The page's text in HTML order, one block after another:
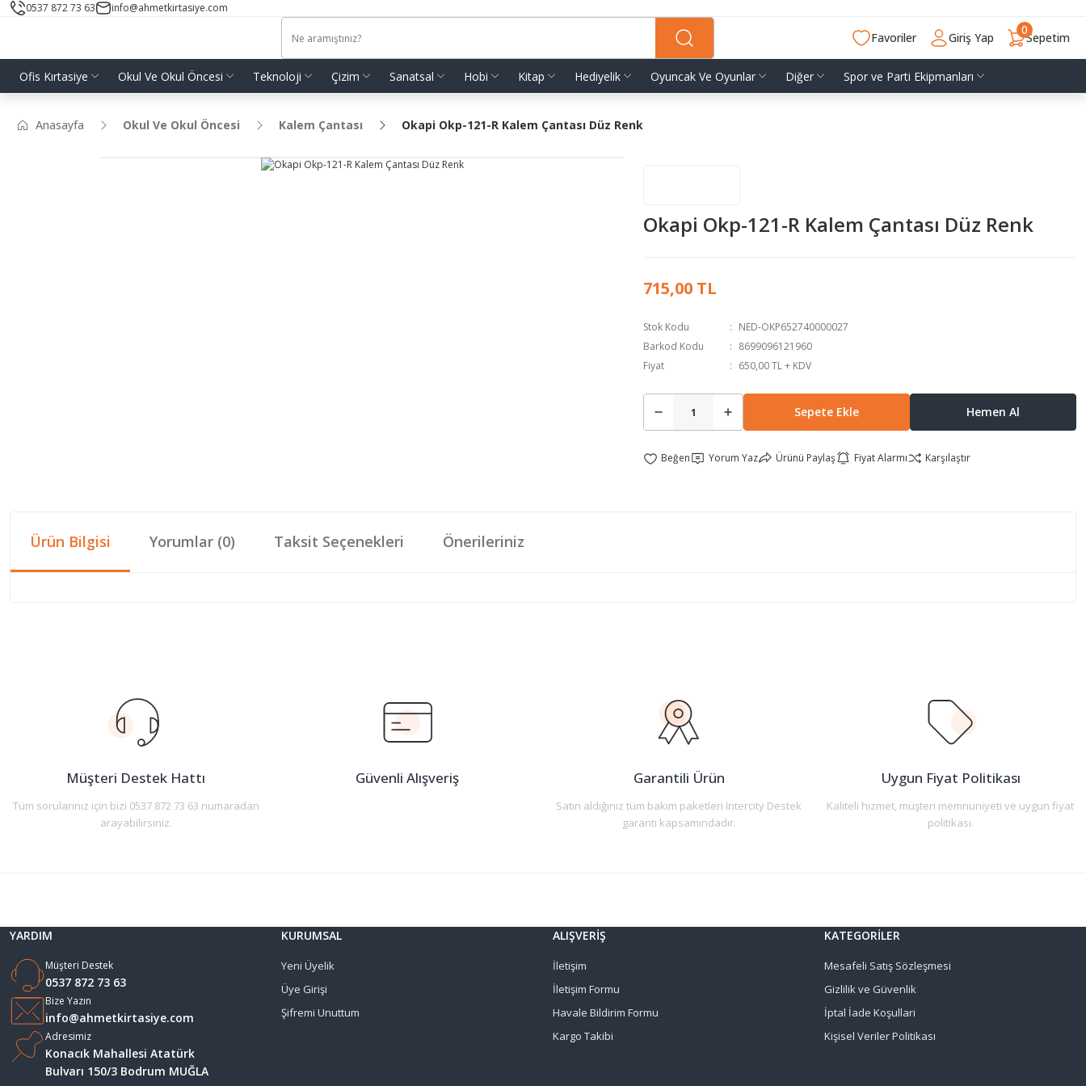
0537 872 73 63 info@ahmetkirtasiye.com
Favoriler Giriş Yap Sepetim
0
Ofis Kırtasiye Okul Ve Okul Öncesi Teknoloji Çizim Sanatsal Hobi Kitap Hediyelik Oyuncak Ve Oyunlar Diğer Spor ve Parti Ekipmanları
Anasayfa Okul Ve Okul Öncesi Kalem Çantası Okapi Okp-121-R Kalem Çantası Düz Renk
Okapi Okp-121-R Kalem Çantası Düz Renk
715,00 TL
Stok Kodu
NED-OKP652740000027
Barkod Kodu
8699096121960
Fiyat
650,00 TL + KDV
Sepete Ekle Hemen Al
Yorum Yaz Ürünü Paylaş Fiyat Alarmı Karşılaştır
Ürün Bilgisi Yorumlar (0) Taksit Seçenekleri Önerileriniz
Ürün açıklamasında eksik bilgiler bulunuyor.
Ürün bilgilerinde hatalar bulunuyor.
Bu ürüne benzer farklı alternatifler olmalı.
Müşteri Destek Hattı
Tüm sorularınız için bizi 0537 872 73 63 numaradan
arayabilirsiniz.
Güvenli Alışveriş Garantili Ürün
Satın aldığınız tüm bakım paketleri Intercity Destek
garanti kapsamındadır.
Uygun Fiyat Politikası
Kaliteli hizmet, müşteri memnuniyeti ve uygun fiyat
politikası.
YARDIM
Müşteri Destek
0537 872 73 63
Bize Yazın
info@ahmetkirtasiye.com
Adresimiz
Konacık Mahallesi Atatürk
Bulvarı 150/3 Bodrum MUĞLA
KURUMSAL
Yeni Üyelik
Üye Girişi
Şifremi Unuttum
ALIŞVERİŞ
İletişim
İletişim Formu
Havale Bildirim Formu
Kargo Takibi
KATEGORİLER
Mesafeli Satış Sözleşmesi
Gizlilik ve Güvenlik
İptal İade Koşullari
Kişisel Veriler Politikası